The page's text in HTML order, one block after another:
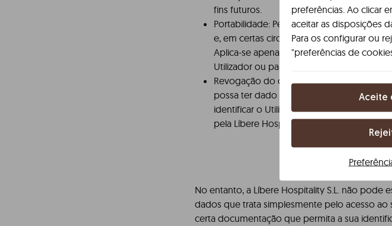
fins futuros.
Portabilidade: Permite ao Utilizador
e, em certas circunstâncias, solicitar que
Aplica-se apenas aos tratamentos
Utilizador ou para a execução de um
Revogação do consentimento: Permite
possa ter dado para o tratamento dos
identificar o Utilizador que faz o pedido e
pela Líbere Hospitality S.L.
No entanto, a Líbere Hospitality S.L. não pode
dados que trata simplesmente pelo acesso
certa documentação que permita a sua
preferências. Ao clicar
aceitar as disposições
Para os configurar ou
"preferências de
Aceite